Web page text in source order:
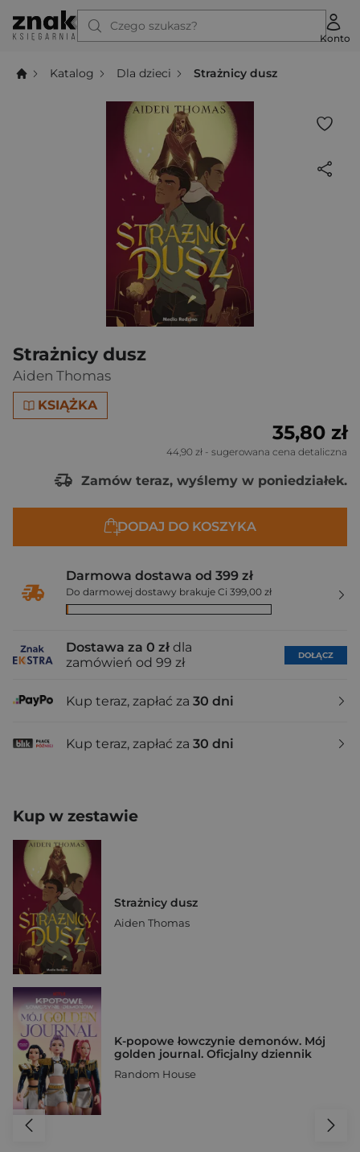
Czego szukasz?
Konto
Katalog Dla dzieci Strażnicy dusz
Strażnicy dusz
Aiden Thomas
KSIĄŻKA
35,80 zł
44,90 zł - sugerowana cena detaliczna
Zamów teraz, wyślemy w poniedziałek.
DODAJ DO KOSZYKA
Darmowa dostawa od 399 zł
Do darmowej dostawy brakuje Ci 399,00 zł
Dostawa za 0 zł dla
zamówień od 99 zł
DOŁĄCZ
Kup teraz, zapłać za 30 dni
Kup teraz, zapłać za 30 dni
Kup w zestawie
Strażnicy dusz
Aiden Thomas
K-popowe łowczynie demonów. Mój
golden journal. Oficjalny dziennik
Random House